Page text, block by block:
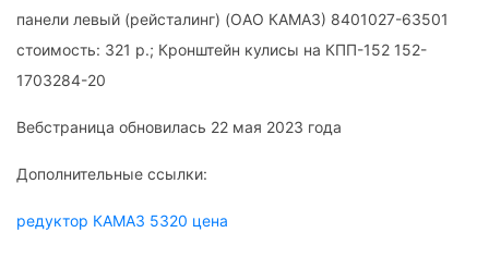
панели левый (рейсталинг) (ОАО КАМАЗ) 8401027-63501
стоимость: 321 р.; Кронштейн кулисы на КПП-152 152-
1703284-20
Вебстраница обновилась 22 мая 2023 года
Дополнительные ссылки:
редуктор КАМАЗ 5320 цена